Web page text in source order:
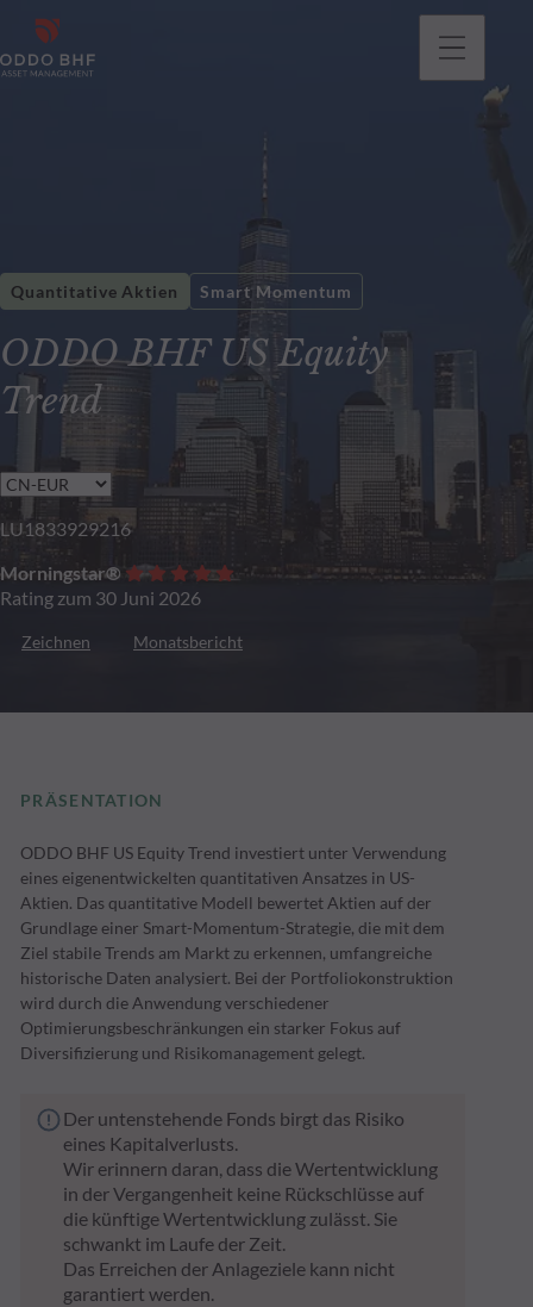
ODDO BHF US Equity
Trend
Quantitative Aktien Smart Momentum
LU1833929216
Morningstar®
Rating zum 30 Juni 2026
Zeichnen Monatsbericht
PRÄSENTATION
ODDO BHF US Equity Trend investiert unter Verwendung
eines eigenentwickelten quantitativen Ansatzes in US-
Aktien. Das quantitative Modell bewertet Aktien auf der
Grundlage einer Smart-Momentum-Strategie, die mit dem
Ziel stabile Trends am Markt zu erkennen, umfangreiche
historische Daten analysiert. Bei der Portfoliokonstruktion
wird durch die Anwendung verschiedener
Optimierungsbeschränkungen ein starker Fokus auf
Diversifizierung und Risikomanagement gelegt.
Der untenstehende Fonds birgt das Risiko
eines Kapitalverlusts.
Wir erinnern daran, dass die Wertentwicklung
in der Vergangenheit keine Rückschlüsse auf
die künftige Wertentwicklung zulässt. Sie
schwankt im Laufe der Zeit.
Das Erreichen der Anlageziele kann nicht
garantiert werden.